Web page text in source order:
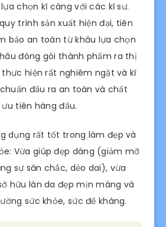
chọn kĩ càng với các kĩ sư.
trình sản xuất hiện đại, tiên
bảo an toàn từ khâu lựa chọn
đóng gói thành phẩm ra thị
hiện rất nghiêm ngặt và kĩ
đầu ra an toàn và chất
tiên hàng đầu.
dụng rất tốt trong làm đẹp và
Vừa giúp đẹp dáng (giảm mỡ
sự săn chắc, dẻo dai), vừa
hữu làn da đẹp mịn màng và
sức khỏe, sức đề kháng.